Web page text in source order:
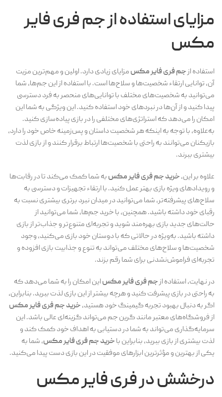
مزایای استفاده ازجم فری فایر
مکس
استفاده ازجم فری فایر مکسمزایای زیادی دارد. اولین و مهم‌ترین مزیت
آن، توانایی ارتقاء شخصیت‌ها و سلاح‌ها است. با استفاده از این جم‌ها، شما
می‌توانید به شخصیت‌های مختلف با توانایی‌های منحصر به فرد دسترسی
پیدا کنید و از آن‌ها در نبردهای خود استفاده کنید. این ویژگی به شما این
امکان را می‌دهد که استراتژی‌های مختلفی را در بازی پیاده‌سازی کنید.
به‌علاوه، با توجه به اینکه هر شخصیت داستان و پس‌زمینه خاص خود را دارد،
بازیکنان می‌توانند به راحتی با شخصیت‌ها ارتباط برقرار کنند و از بازی لذت
بیشتری ببرند.
علاوه بر این،خرید جم فری فایر مکسبه شما کمک می‌کند تا در رقابت‌ها
و رویدادهای ویژه بازی بهتر عمل کنید. با ارتقاء تجهیزات و دسترسی به
سلاح‌های پیشرفته‌تر، شما می‌توانید در میدان نبرد برتری بیشتری نسبت به
رقبای خود داشته باشید. همچنین، با خرید جم‌ها، شما می‌توانید از
حالت‌های جدید بازی بهره‌مند شوید و تجربه‌ای متنوع‌تر و جذاب‌تر از بازی
داشته باشید. به‌ویژه در حالاتی که با دوستان خود بازی می‌کنید، وجود
شخصیت‌ها و سلاح‌های مختلف می‌تواند به تنوع و جذابیت بازی افزوده و
تجربه‌ای فراموش‌نشدنی برای شما رقم بزند.
در نهایت، استفاده ازجم فری فایر مکساین امکان را به شما می‌دهد که
به راحتی در بازی پیشرفت کنید و هرچه بیشتر از این بازی لذت ببرید. بنابراین،
اگر به دنبال بهبود تجربه گیمینگ خود هستید،خرید جم فری فایر مکس
از فروشگاه‌های معتبر مانند گرین جم می‌تواند گزینه‌ای عالی باشد. این
سرمایه‌گذاری می‌تواند به شما در دستیابی به اهداف خود کمک کند و
لذت بیشتری از بازی ببرید، بنابراین باخرید جم فری فایر مکس، شما به
یکی از بهترین و مؤثرترین ابزارهای موفقیت در این بازی دست پیدا می‌کنید.
درخشش در فری فایر مکس